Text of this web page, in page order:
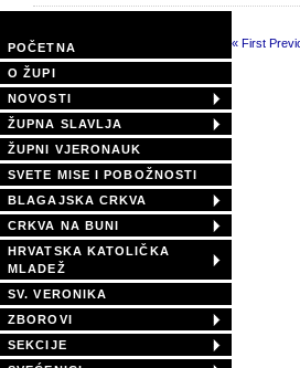
« First
POČETNA
O ŽUPI
NOVOSTI
ŽUPNA SLAVLJA
ŽUPNI VJERONAUK
SVETE MISE I POBOŽNOSTI
BLAGAJSKA CRKVA
CRKVA NA BUNI
HRVATSKA KATOLIČKA
MLADEŽ
SV. VERONIKA
ZBOROVI
SEKCIJE